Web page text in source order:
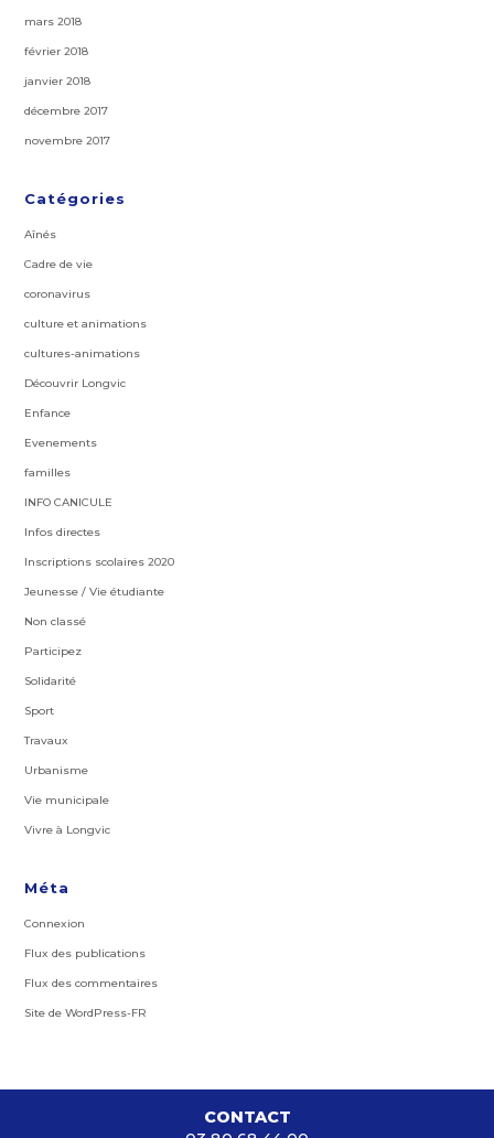
mars 2018
février 2018
janvier 2018
décembre 2017
novembre 2017
Catégories
Aînés
Cadre de vie
coronavirus
culture et animations
cultures-animations
Découvrir Longvic
Enfance
Evenements
familles
INFO CANICULE
Infos directes
Inscriptions scolaires 2020
Jeunesse / Vie étudiante
Non classé
Participez
Solidarité
Sport
Travaux
Urbanisme
Vie municipale
Vivre à Longvic
Méta
Connexion
Flux des publications
Flux des commentaires
Site de WordPress-FR
CONTACT